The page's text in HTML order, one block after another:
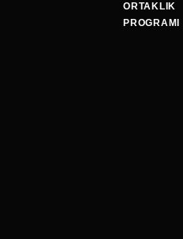
ORTAKLIK
PROGRAMI